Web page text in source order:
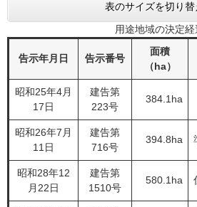
表のサイズを切り替
用途地域の決定経
告示年月日 告示番号
面積
（ha）
昭和25年4月
17日
建告第
223号
384.1ha
昭和26年7月
11日
建告第
716号
394.8ha
昭和28年12
月22日
建告第
1510号
580.1ha